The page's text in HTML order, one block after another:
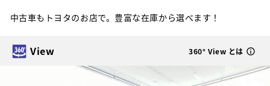
中古車もトヨタのお店で。豊富な在庫から選べます！
View 360° View とは